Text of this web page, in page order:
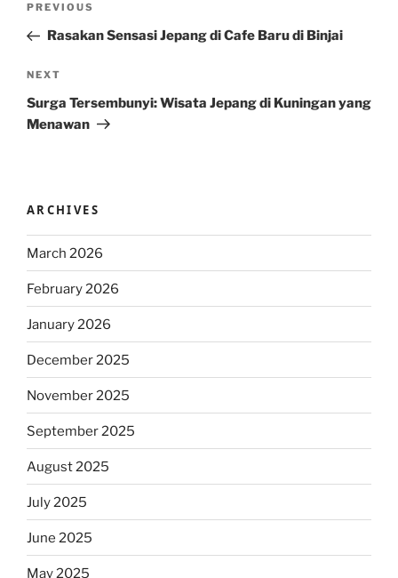
Previous
Post
PREVIOUS
Rasakan Sensasi Jepang di Cafe Baru di Binjai
Next
Post
NEXT
Surga Tersembunyi: Wisata Jepang di Kuningan yang
Menawan
ARCHIVES
March 2026
February 2026
January 2026
December 2025
November 2025
September 2025
August 2025
July 2025
June 2025
May 2025